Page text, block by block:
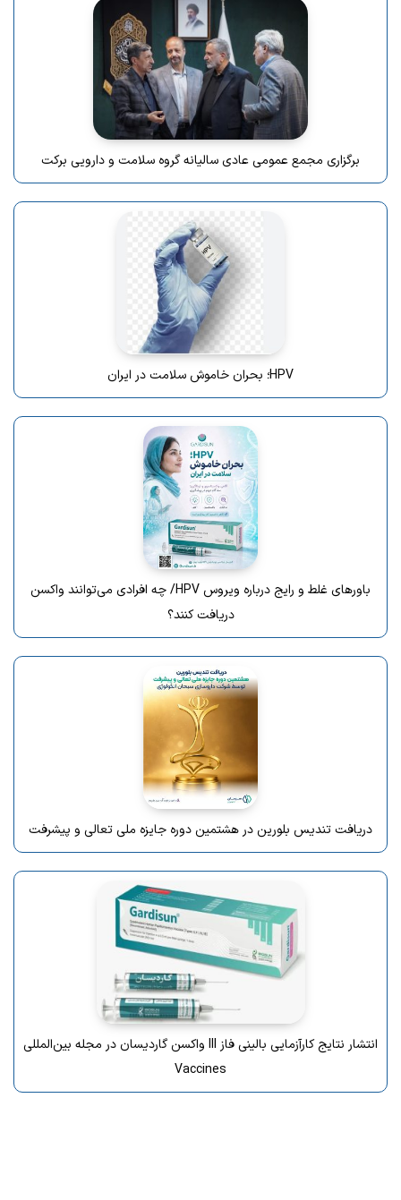
برگزاری مجمع عمومی عادی سالیانه گروه سلامت و دارویی برکت
HPV؛ بحران خاموش سلامت در ایران
باورهای غلط و رایج درباره ویروس HPV/ چه افرادی می‌توانند واکسن
دریافت کنند؟
دریافت تندیس بلورین در هشتمین دوره جایزه ملی تعالی و پیشرفت
انتشار نتایج کارآزمایی بالینی فاز III واکسن گاردیسان در مجله بین‌المللی
Vaccines